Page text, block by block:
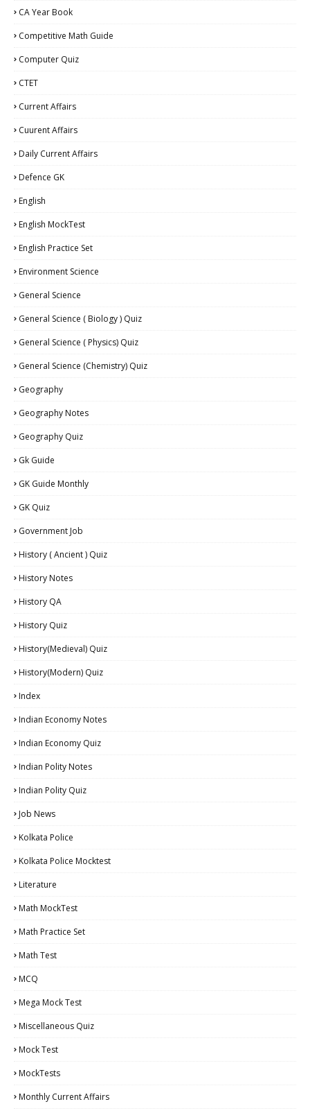
CA Year Book
Competitive Math Guide
Computer Quiz
CTET
Current Affairs
Cuurent Affairs
Daily Current Affairs
Defence GK
English
English MockTest
English Practice Set
Environment Science
General Science
General Science ( Biology ) Quiz
General Science ( Physics) Quiz
General Science (Chemistry) Quiz
Geography
Geography Notes
Geography Quiz
Gk Guide
GK Guide Monthly
GK Quiz
Government Job
History ( Ancient ) Quiz
History Notes
History QA
History Quiz
History(Medieval) Quiz
History(Modern) Quiz
Index
Indian Economy Notes
Indian Economy Quiz
Indian Polity Notes
Indian Polity Quiz
Job News
Kolkata Police
Kolkata Police Mocktest
Literature
Math MockTest
Math Practice Set
Math Test
MCQ
Mega Mock Test
Miscellaneous Quiz
Mock Test
MockTests
Monthly Current Affairs